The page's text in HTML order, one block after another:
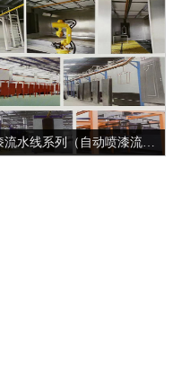
自动喷漆流水线系列（自动喷漆流水线）